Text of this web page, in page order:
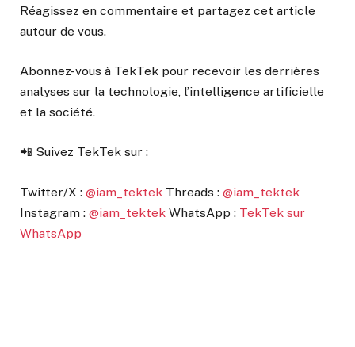
Réagissez en commentaire et partagez cet article
autour de vous.
Abonnez-vous à TekTek pour recevoir les derrières
analyses sur la technologie, l’intelligence artificielle
et la société.
📲 Suivez TekTek sur :
Twitter/X : @iam_tektek Threads : @iam_tektek
Instagram : @iam_tektek WhatsApp : TekTek sur
WhatsApp